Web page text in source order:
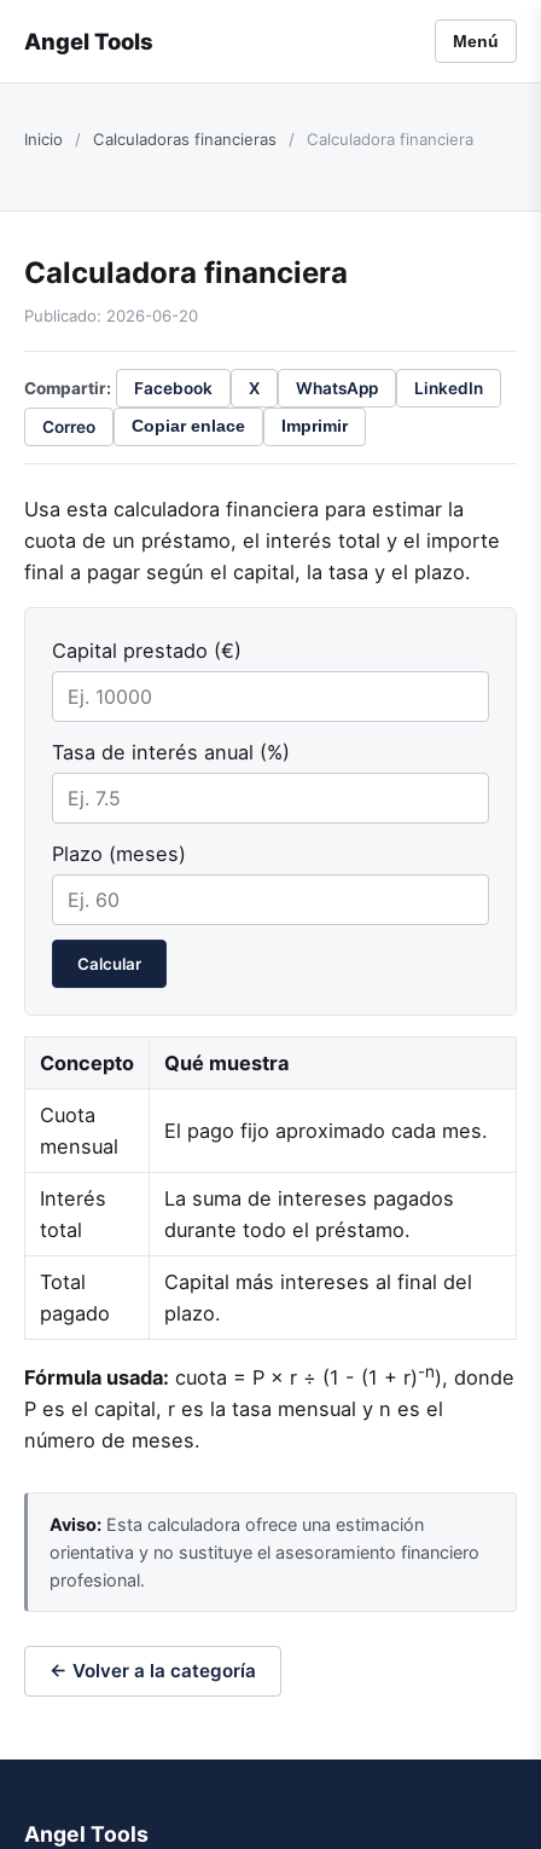
Angel Tools Menú
Inicio / Calculadoras financieras / Calculadora financiera
Calculadora financiera
Publicado: 2026-06-20
Compartir: Facebook X WhatsApp
LinkedIn
Correo
Copiar enlace Imprimir
Usa esta calculadora financiera para estimar la
cuota de un préstamo, el interés total y el importe
final a pagar según el capital, la tasa y el plazo.
Capital prestado (€)
Tasa de interés anual (%)
Plazo (meses)
Calcular
Concepto Qué muestra
Cuota
mensual
El pago fijo aproximado cada mes.
Interés
total
La suma de intereses pagados
durante todo el préstamo.
Total
pagado
Capital más intereses al final del
plazo.
Fórmula usada: cuota = P × r ÷ (1 - (1 + r)-n), donde
P es el capital, r es la tasa mensual y n es el
número de meses.
Aviso: Esta calculadora ofrece una estimación
orientativa y no sustituye el asesoramiento financiero
profesional.
← Volver a la categoría
Angel Tools